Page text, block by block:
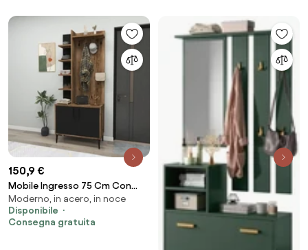
150,9 €
Mobile Ingresso 75 Cm Con
Scarpiera E Cappottiera Teris
Noce E Antracite
Moderno, in acero, in noce
Disponibile
Consegna gratuita